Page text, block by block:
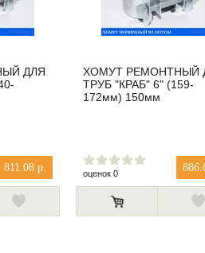
ДЛЯ
811.08 р.
ХОМУТ РЕМОНТНЫЙ
ТРУБ "КРАБ" 6" (159-
172мм) 150мм
оценок 0